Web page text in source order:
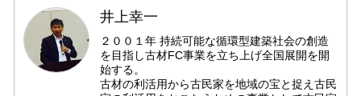
井上幸一
２００１年 持続可能な循環型建築社会の創造
を目指し古材FC事業を立ち上げ全国展開を開
始する。
古材の利活用から古民家を地域の宝と捉え古民